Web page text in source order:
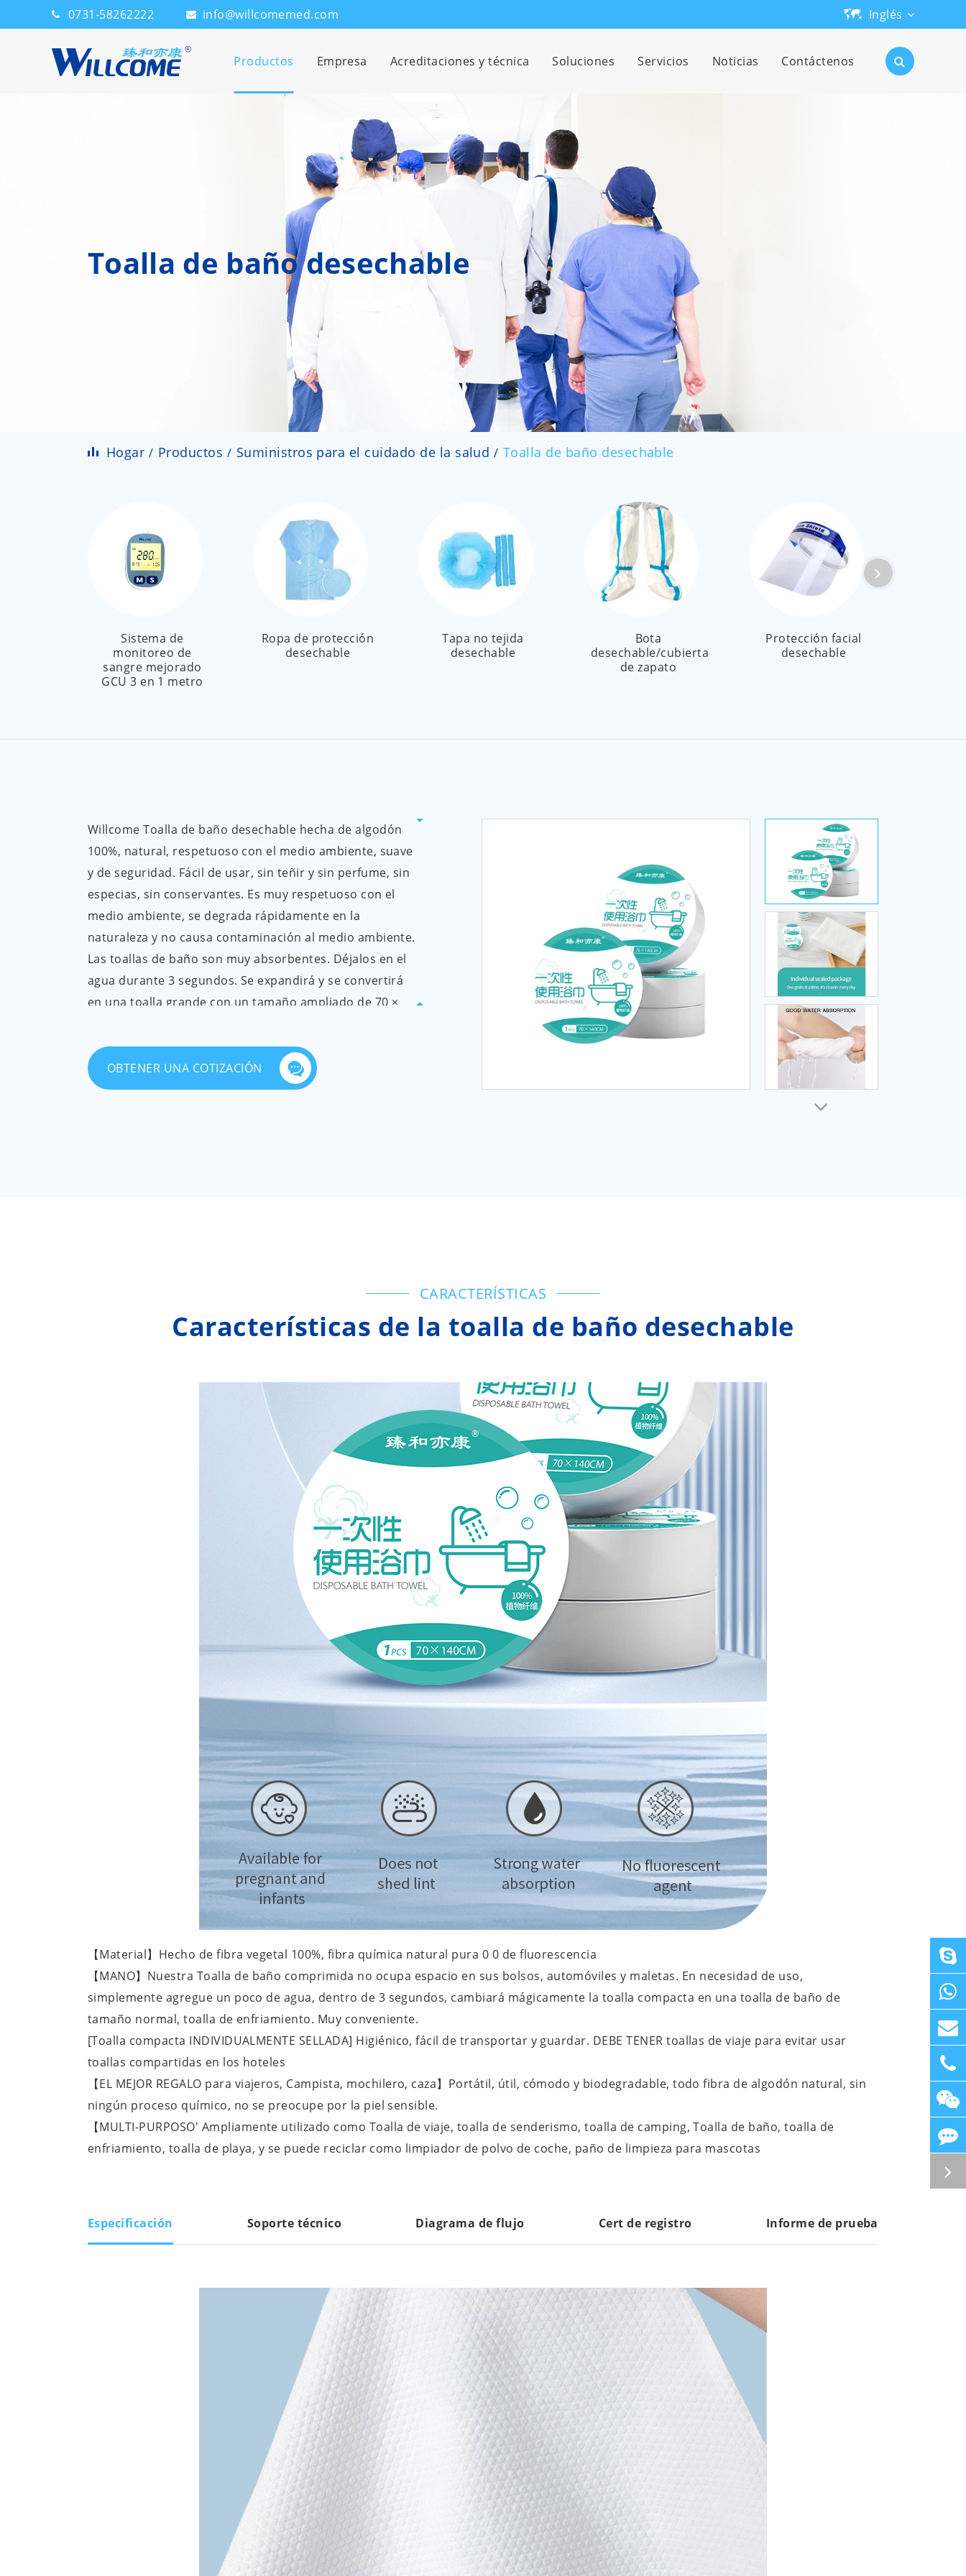
0731-58262222 info@willcomemed.com
Inglés
Productos Empresa Acreditaciones y técnica Soluciones Servicios Noticias Contáctenos
Toalla de baño desechable
Hogar Productos Suministros para el cuidado de la salud Toalla de baño desechable
Sistema de
monitoreo de
sangre mejorado
GCU 3 en 1 metro
Ropa de protección
desechable
Tapa no tejida
desechable
Bota
desechable/cubierta
de zapato
Protección facial
desechable
Willcome Toalla de baño desechable hecha de algodón
100%, natural, respetuoso con el medio ambiente, suave
y de seguridad. Fácil de usar, sin teñir y sin perfume, sin
especias, sin conservantes. Es muy respetuoso con el
medio ambiente, se degrada rápidamente en la
naturaleza y no causa contaminación al medio ambiente.
Las toallas de baño son muy absorbentes. Déjalos en el
agua durante 3 segundos. Se expandirá y se convertirá
en una toalla grande con un tamaño ampliado de 70 ×
permite un almacenamiento conveniente en mochilas,
carteras, maletas y bolsas de pañales.
OBTENER UNA COTIZACIÓN
CARACTERÍSTICAS
Características de la toalla de baño desechable
【Material】Hecho de fibra vegetal 100%, fibra química natural pura 0 0 de fluorescencia
【MANO】Nuestra Toalla de baño comprimida no ocupa espacio en sus bolsos, automóviles y maletas. En necesidad de uso,
simplemente agregue un poco de agua, dentro de 3 segundos, cambiará mágicamente la toalla compacta en una toalla de baño de
tamaño normal, toalla de enfriamiento. Muy conveniente.
[Toalla compacta INDIVIDUALMENTE SELLADA] Higiénico, fácil de transportar y guardar. DEBE TENER toallas de viaje para evitar usar
toallas compartidas en los hoteles
【EL MEJOR REGALO para viajeros, Campista, mochilero, caza】Portátil, útil, cómodo y biodegradable, todo fibra de algodón natural, sin
ningún proceso químico, no se preocupe por la piel sensible.
【MULTI-PURPOSO' Ampliamente utilizado como Toalla de viaje, toalla de senderismo, toalla de camping, Toalla de baño, toalla de
enfriamiento, toalla de playa, y se puede reciclar como limpiador de polvo de coche, paño de limpieza para mascotas
Especificación Soporte técnico Diagrama de flujo Cert de registro Informe de prueba